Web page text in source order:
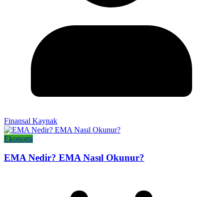
Finansal Kaynak
Ekonomi
EMA Nedir? EMA Nasıl Okunur?